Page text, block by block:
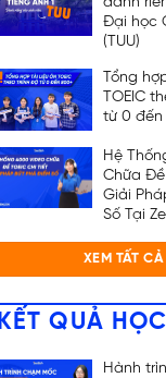
Đại học
(TUU)
Tổng
TOEIC
từ 0 đến
Hệ
Chữa Đề
Giải
Số Tại
XEM TẤT CẢ
KẾT QUẢ
Hành